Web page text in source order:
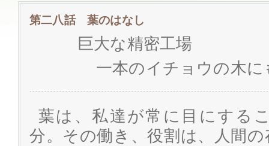
第二八話 葉のはなし
巨大な精密工場
一本のイチョウの木
葉は、私達が常に目にする
分。その働き、役割は、人間